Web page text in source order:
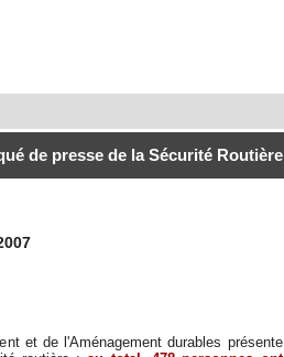
de presse de la Sécurité Routière
et de l'Aménagement durables présente